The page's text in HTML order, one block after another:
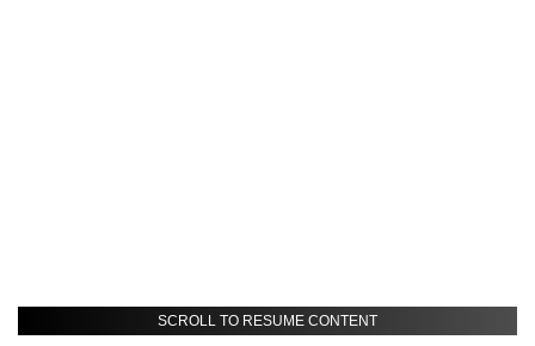
SCROLL TO RESUME CONTENT